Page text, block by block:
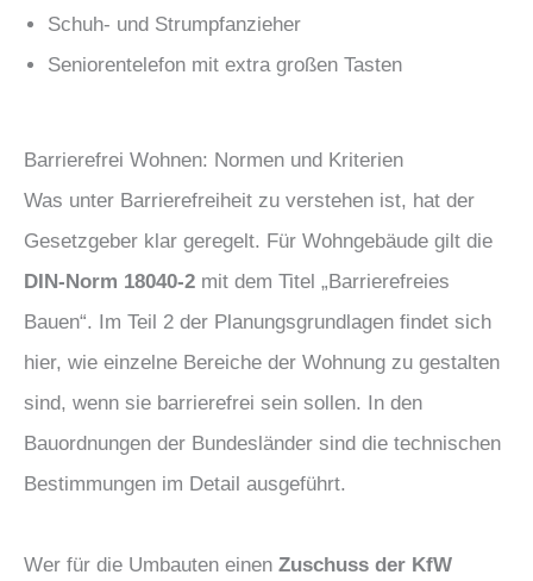
Schuh- und Strumpfanzieher
Seniorentelefon mit extra großen Tasten
Barrierefrei Wohnen: Normen und Kriterien
Was unter Barrierefreiheit zu verstehen ist, hat der
Gesetzgeber klar geregelt. Für Wohngebäude gilt die
DIN-Norm 18040-2 mit dem Titel „Barrierefreies
Bauen“. Im Teil 2 der Planungsgrundlagen findet sich
hier, wie einzelne Bereiche der Wohnung zu gestalten
sind, wenn sie barrierefrei sein sollen. In den
Bauordnungen der Bundesländer sind die technischen
Bestimmungen im Detail ausgeführt.
Wer für die Umbauten einen Zuschuss der KfW